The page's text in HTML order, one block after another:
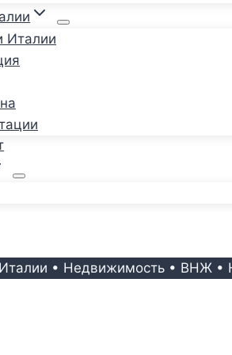
Италии
Италии • Недвижимость • ВНЖ •